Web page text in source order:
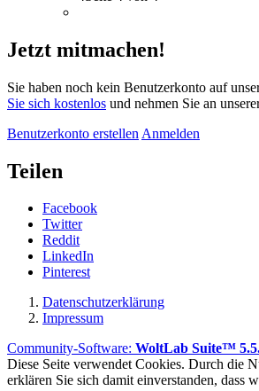
Jetzt mitmachen!
Sie haben noch kein Benutzerkonto auf
Sie sich kostenlos und nehmen Sie an
Benutzerkonto erstellen Anmelden
Teilen
Facebook
Twitter
Reddit
LinkedIn
Pinterest
Datenschutzerklärung
Impressum
Community-Software: WoltLab Suite™
Diese Seite verwendet Cookies. Durch die
erklären Sie sich damit einverstanden, dass